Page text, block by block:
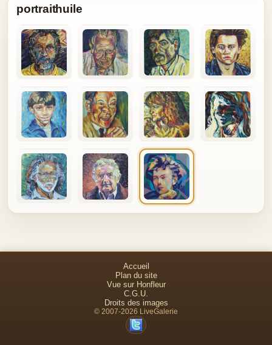
portraithuile
Accueil
Plan du site
Vue sur Honfleur
C.G.U.
Droits des images
© 2007-2026 LiveGalerie